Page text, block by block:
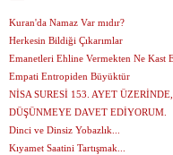
Kuran'da Namaz Var mıdır?
Herkesin Bildiği Çıkarımlar
Emanetleri Ehline Vermekten Ne Kast
Empati Entropiden Büyüktür
NİSA SURESİ 153. AYET
DÜŞÜNMEYE DAVET EDİYORUM.
Dinci ve Dinsiz Yobazlık...
Kıyamet Saatini Tartışmak...